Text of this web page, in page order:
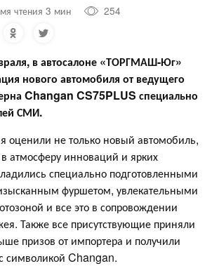
чтения 3 мин
254
в автосалоне «ТОРГМАШ-Юг»
нового автомобиля от ведущего
Changan CS75PLUS специально
СМИ.
оценили не только новый автомобиль,
атмосферу инноваций и ярких
специально подготовленными
фуршетом, увлекательными
и все это в сопровождении
Также все присутствующие приняли
призов от импортера и получили
символикой Changan.